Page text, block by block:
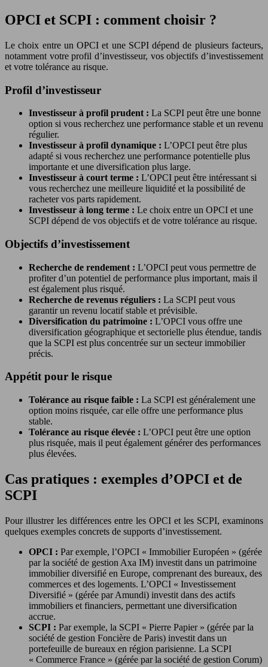
OPCI et SCPI : comment choisir ?
Le choix entre un OPCI et une SCPI dépend de plusieurs facteurs,
notamment votre profil d’investisseur, vos objectifs d’investissement
et votre tolérance au risque.
Profil d’investisseur
Investisseur à profil prudent : La SCPI peut être une bonne
option si vous recherchez une performance stable et un revenu
régulier.
Investisseur à profil dynamique : L’OPCI peut être plus
adapté si vous recherchez une performance potentielle plus
importante et une diversification plus large.
Investisseur à court terme : L’OPCI peut être intéressant si
vous recherchez une meilleure liquidité et la possibilité de
racheter vos parts rapidement.
Investisseur à long terme : Le choix entre un OPCI et une
SCPI dépend de vos objectifs et de votre tolérance au risque.
Objectifs d’investissement
Recherche de rendement : L’OPCI peut vous permettre de
profiter d’un potentiel de performance plus important, mais il
est également plus risqué.
Recherche de revenus réguliers : La SCPI peut vous
garantir un revenu locatif stable et prévisible.
Diversification du patrimoine : L’OPCI vous offre une
diversification géographique et sectorielle plus étendue, tandis
que la SCPI est plus concentrée sur un secteur immobilier
précis.
Appétit pour le risque
Tolérance au risque faible : La SCPI est généralement une
option moins risquée, car elle offre une performance plus
stable.
Tolérance au risque élevée : L’OPCI peut être une option
plus risquée, mais il peut également générer des performances
plus élevées.
Cas pratiques : exemples d’OPCI et de
SCPI
Pour illustrer les différences entre les OPCI et les SCPI, examinons
quelques exemples concrets de supports d’investissement.
OPCI : Par exemple, l’OPCI « Immobilier Européen » (gérée
par la société de gestion Axa IM) investit dans un patrimoine
immobilier diversifié en Europe, comprenant des bureaux, des
commerces et des logements. L’OPCI « Investissement
Diversifié » (gérée par Amundi) investit dans des actifs
immobiliers et financiers, permettant une diversification
accrue.
SCPI : Par exemple, la SCPI « Pierre Papier » (gérée par la
société de gestion Foncière de Paris) investit dans un
portefeuille de bureaux en région parisienne. La SCPI
« Commerce France » (gérée par la société de gestion Corum)